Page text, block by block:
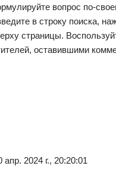
вопрос по-
в строку поиска,
страницы.
оставившими
апр. 2024 г., 20:20:01